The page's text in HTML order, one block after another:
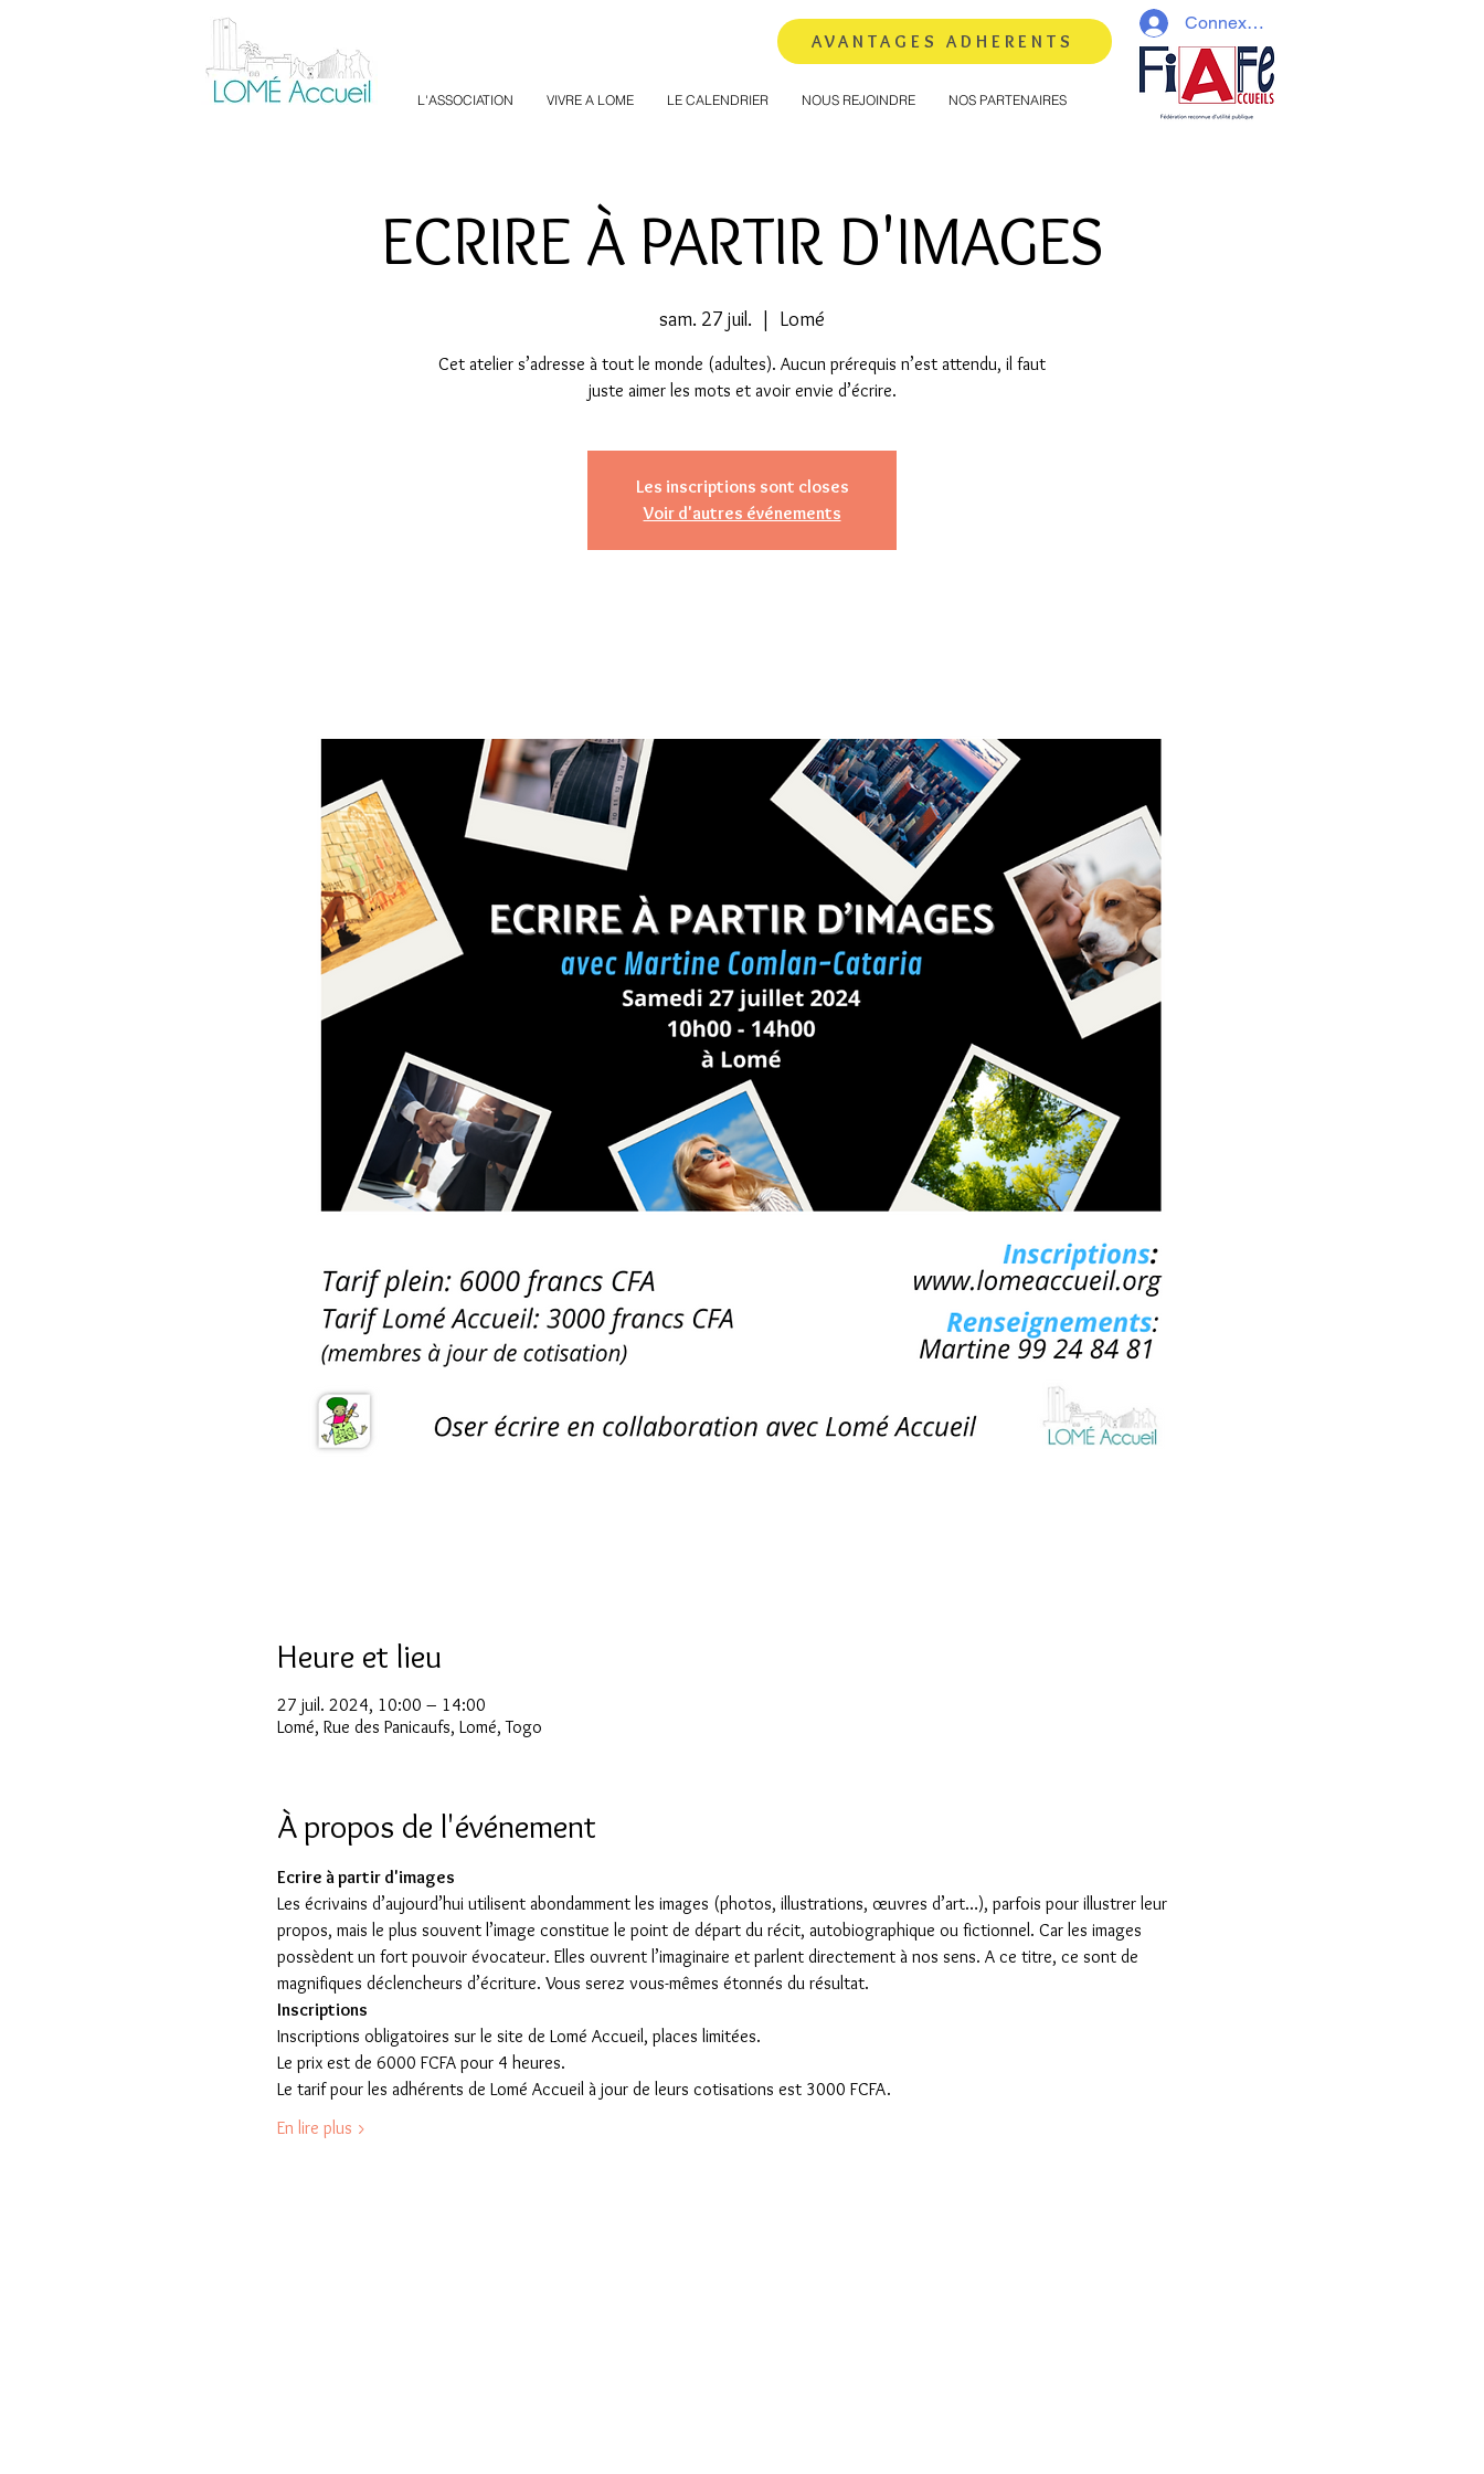
L'ASSOCIATION VIVRE A LOME LE CALENDRIER NOUS REJOINDRE NOS PARTENAIRES
Connexion
AVANTAGES ADHERENTS
ECRIRE À PARTIR D'IMAGES
sam. 27 juil.
  |
Lomé
Cet atelier s’adresse à tout le monde (adultes). Aucun prérequis n’est attendu, il faut
juste aimer les mots et avoir envie d’écrire.
Les inscriptions sont closes
Voir d'autres événements
Heure et lieu
27 juil. 2024, 10:00 – 14:00
Lomé, Rue des Panicaufs, Lomé, Togo
À propos de l'événement
Ecrire à partir d'images
Les écrivains d’aujourd’hui utilisent abondamment les images (photos, illustrations, œuvres d’art…), parfois pour illustrer leur
propos, mais le plus souvent l’image constitue le point de départ du récit, autobiographique ou fictionnel. Car les images
possèdent un fort pouvoir évocateur. Elles ouvrent l’imaginaire et parlent directement à nos sens. A ce titre, ce sont de
magnifiques déclencheurs d’écriture. Vous serez vous-mêmes étonnés du résultat.
Inscriptions
Inscriptions obligatoires sur le site de Lomé Accueil, places limitées.
Le prix est de 6000 FCFA pour 4 heures.
Le tarif pour les adhérents de Lomé Accueil à jour de leurs cotisations est 3000 FCFA.
En lire plus >